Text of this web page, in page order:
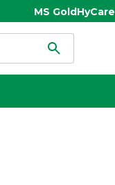
MS GoldHyCare